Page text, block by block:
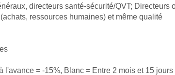
directeurs santé-sécurité/QVT; Directeurs
ressources humaines) et même qualité
l'avance = -15%, Blanc = Entre 2 mois et 15